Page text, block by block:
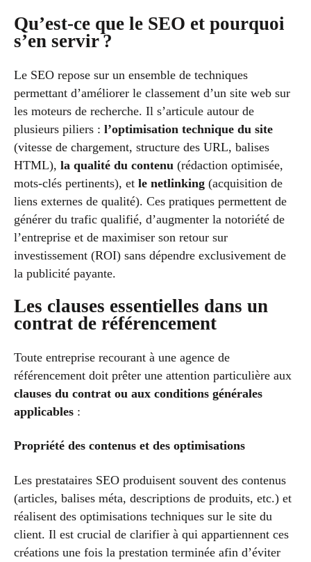
Qu’est-ce que le SEO et pourquoi
s’en servir ?
Le SEO repose sur un ensemble de techniques
permettant d’améliorer le classement d’un site web sur
les moteurs de recherche. Il s’articule autour de
plusieurs piliers : l’optimisation technique du site
(vitesse de chargement, structure des URL, balises
HTML), la qualité du contenu (rédaction optimisée,
mots-clés pertinents), et le netlinking (acquisition de
liens externes de qualité). Ces pratiques permettent de
générer du trafic qualifié, d’augmenter la notoriété de
l’entreprise et de maximiser son retour sur
investissement (ROI) sans dépendre exclusivement de
la publicité payante.
Les clauses essentielles dans un
contrat de référencement
Toute entreprise recourant à une agence de
référencement doit prêter une attention particulière aux
clauses du contrat ou aux conditions générales
applicables :
Propriété des contenus et des optimisations
Les prestataires SEO produisent souvent des contenus
(articles, balises méta, descriptions de produits, etc.) et
réalisent des optimisations techniques sur le site du
client. Il est crucial de clarifier à qui appartiennent ces
créations une fois la prestation terminée afin d’éviter